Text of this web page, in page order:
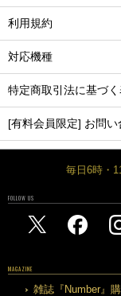
利用規約
対応機種
特定商取引法に基づ
[有料会員限定] お問い
毎日6時・
FOLLOW US
MAGAZINE
雑誌『Number』